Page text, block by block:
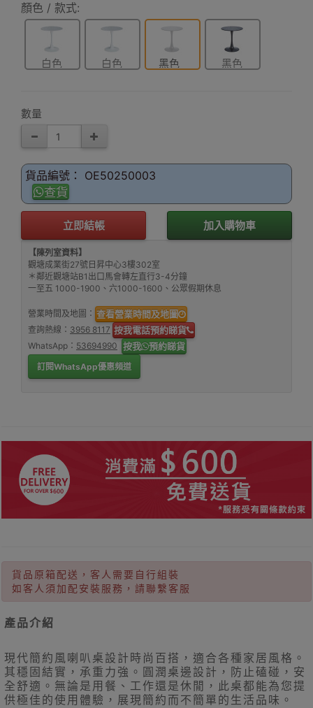
顏色 / 款式:
白色
白色
黑色
黑色
數量
貨品編號： OE50250003
查貨
立即結帳 加入購物車
【陳列室資料】
觀塘成業街27號日昇中心3樓302室
＊鄰近觀塘站B1出口馬會轉左直行3-4分鐘
一至五 1000-1900、六1000-1600、公眾假期休息
營業時間及地圖： 查看營業時間及地圖
查詢熱線： 3956 8117 按我電話預約睇貨
WhatsApp： 53694990 按我 預約睇貨
訂閱WhatsApp優惠頻道
貨品原箱配送，客人需要自行組裝
如客人須加配安裝服務，請聯繫客服
產品介紹
現代簡約風喇叭桌設計時尚百搭，適合各種家居風格。
其穩固結實，承重力強。圓潤桌邊設計，防止磕碰，安
全舒適。無論是用餐、工作還是休閒，此桌都能為您提
供極佳的使用體驗，展現簡約而不簡單的生活品味。